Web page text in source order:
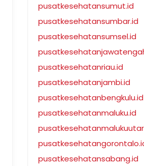
pusatkesehatansumut.id
pusatkesehatansumbar.id
pusatkesehatansumsel.id
pusatkesehatanriau.id
pusatkesehatanjambi.id
pusatkesehatanbengkulu.id
pusatkesehatanmaluku.id
pusatkesehatansabang.id